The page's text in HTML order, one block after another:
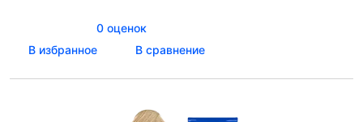
0 оценок
В избранное
В сравнение